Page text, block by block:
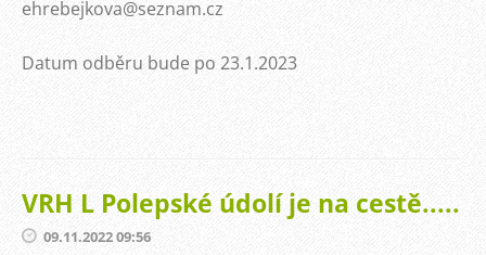
ehrebejkova@seznam.cz
Datum odběru bude po 23.1.2023
VRH L Polepské údolí je na cestě.....
09.11.2022 09:56